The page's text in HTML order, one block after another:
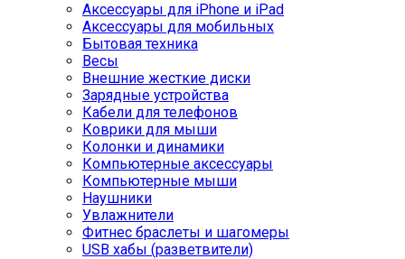
Аксессуары для iPhone и iPad
Аксессуары для мобильных
Бытовая техника
Весы
Внешние жесткие диски
Зарядные устройства
Кабели для телефонов
Коврики для мыши
Колонки и динамики
Компьютерные аксессуары
Компьютерные мыши
Наушники
Увлажнители
Фитнес браслеты и шагомеры
USB хабы (разветвители)